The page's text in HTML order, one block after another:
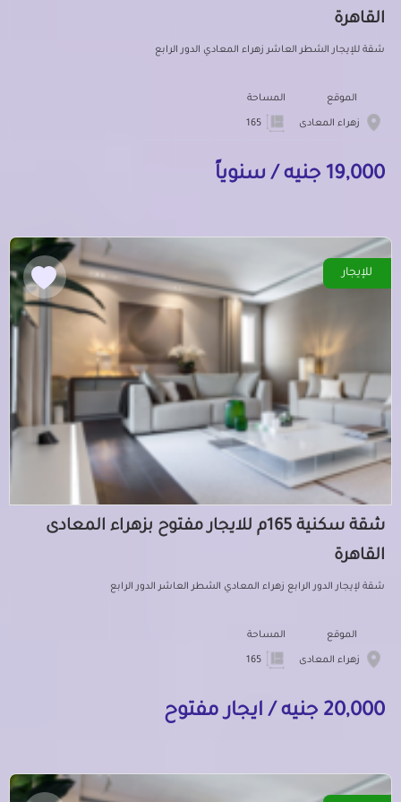
القاهرة
شقة للإيجار الشطر العاشر زهراء المعادي الدور الرابع
الموقع
زهراء المعادى
المساحة
19,000 جنيه / سنوياً
للإيجار
شقة سكنية 165م للايجار مفتوح بزهراء المعادى
القاهرة
شقة لإيجار الدور الرابع زهراء المعادي الشطر العاشر الدور الرابع
الموقع
زهراء المعادى
المساحة
20,000 جنيه / ايجار مفتوح